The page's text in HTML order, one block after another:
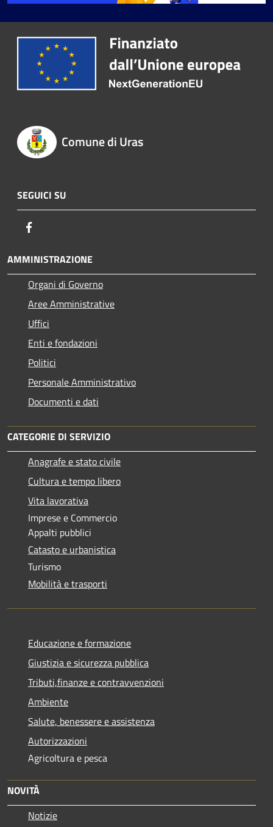
Comune di Uras
SEGUICI SU
AMMINISTRAZIONE
Organi di Governo
Aree Amministrative
Uffici
Enti e fondazioni
Politici
Personale Amministrativo
Documenti e dati
CATEGORIE DI SERVIZIO
Anagrafe e stato civile
Cultura e tempo libero
Vita lavorativa
Imprese e Commercio
Appalti pubblici
Catasto e urbanistica
Turismo
Mobilità e trasporti
Educazione e formazione
Giustizia e sicurezza pubblica
Tributi,finanze e contravvenzioni
Ambiente
Salute, benessere e assistenza
Autorizzazioni
Agricoltura e pesca
NOVITÀ
Notizie